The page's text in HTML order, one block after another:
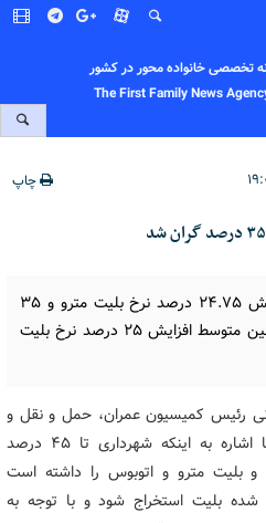
تخصصی خانواده محور در کشور
The First Family News
چاپ
اعضای شورای شهر تهران به افزایش ۲۴.۷۵ درصد نرخ بلیت مترو و ۳۵
درصدی نرخ بلیت تاکسی و همچنین متوسط افزایش ۲۵ درصد نرخ بلیت
رئیس کمیسیون عمران، حمل و نقل و
ترافیک جلسه امروز شورای شهر با اشاره به اینکه شهرداری تا ۴۵ درصد
و بلیت مترو و اتوبوس را داشته است
بلیت استخراج شود و با توجه به